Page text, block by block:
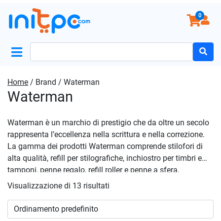
0
Search
Home / Brand / Waterman
Waterman
Waterman è un marchio di prestigio che da oltre un secolo
rappresenta l’eccellenza nella scrittura e nella correzione.
La gamma dei prodotti Waterman comprende stilofori di
alta qualità, refill per stilografiche, inchiostro per timbri e
tamponi, penne regalo, refill roller e penne a sfera,
degli appassionati della scrittura. Le stilografiche
Waterman sono note per la loro eleganza e precisione,
offrendo un’esperienza di scrittura unica e personalizzata. I
Visualizzazione di 13 risultati